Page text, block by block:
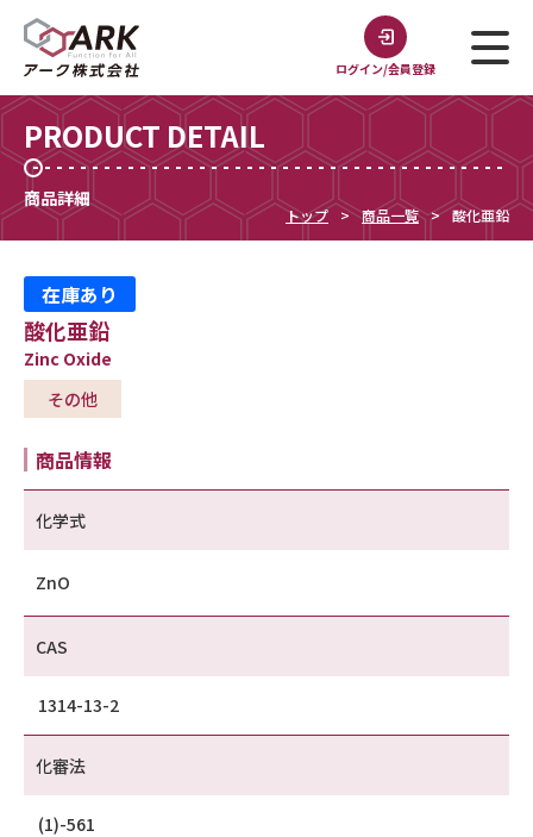
ログイン/会員登録
PRODUCT DETAIL
商品詳細
トップ 商品一覧 酸化亜鉛
在庫あり
酸化亜鉛
Zinc Oxide
その他
商品情報
化学式
ZnO
CAS
1314-13-2
化審法
(1)-561